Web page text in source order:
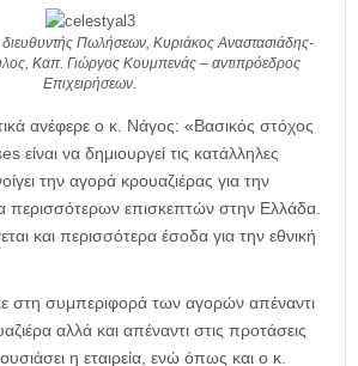
Πωλήσεων, Kυριάκος Αναστασιάδης-
Καπ. Γιώργος Κουμπενάς – αντιπρόεδρος
Επιχειρήσεων.
ανέφερε ο κ. Νάγος: «Βασικός στόχος
είναι να δημιουργεί τις κατάλληλες
την αγορά κρουαζιέρας για την
επισκεπτών στην Ελλάδα.
και περισσότερα έσοδα για την εθνική
στη συμπεριφορά των αγορών απέναντι
αλλά και απέναντι στις προτάσεις
η εταιρεία, ενώ όπως και ο κ.